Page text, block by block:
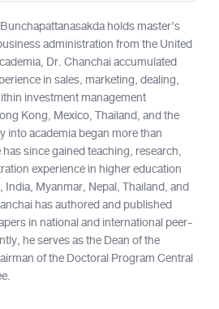
holds master’s
administration from the United
Dr. Chanchai accumulated
in sales, marketing, dealing,
investment management
Kong, Mexico, Thailand, and the
into academia began more than
since gained teaching, research,
experience in higher education
Myanmar, Nepal, Thailand, and
has authored and published
in national and international peer-
he serves as the Dean of the
of the Doctoral Program Central